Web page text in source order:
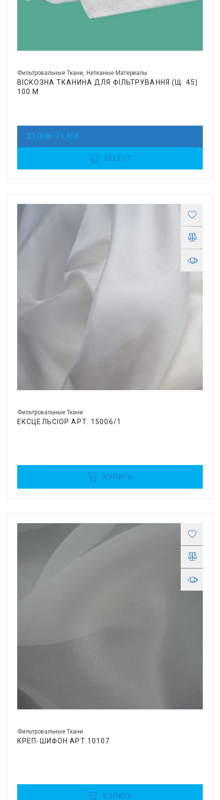
Фильтровальные Ткани Нетканые Материалы
ВІСКОЗНА ТКАНИНА ДЛЯ ФІЛЬТРУВАННЯ (Щ. 45)
100 М
33,00₴–71,40₴
SELECT
Фильтровальные Ткани
ЕКСЦЕЛЬСІОР АРТ. 15006/1
КУПИТЬ
Фильтровальные Ткани
КРЕП-ШИФОН АРТ.10107
КУПИТЬ